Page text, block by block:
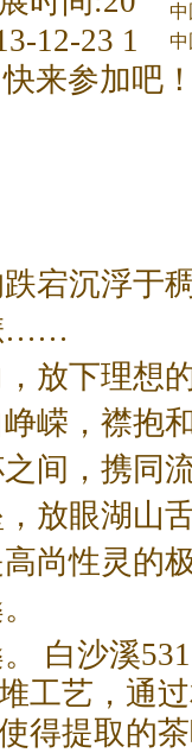
闻
中
中
12-23 1
来参加吧
宕沉浮于
……
放下理想
嵘，襟抱
间，携同
放眼湖山
尚性灵的
白沙溪
工艺，通
得提取的